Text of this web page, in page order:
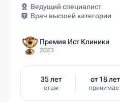
Ведущий специалист
Врач высшей категории
Премия Ист Клиники
2023
35 лет
стаж
от 18 лет